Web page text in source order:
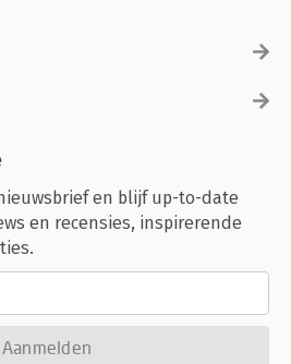
en blijf up-to-date
en recensies, inspirerende
Aanmelden